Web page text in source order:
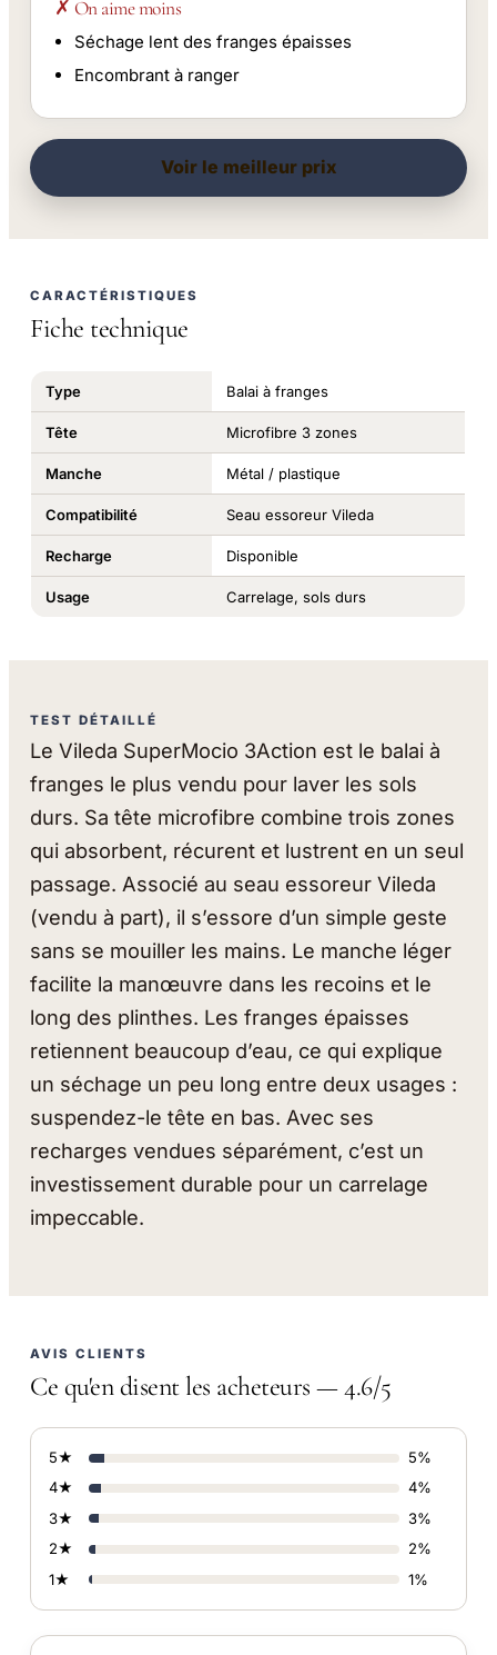
✗ On aime moins
Séchage lent des franges épaisses
Encombrant à ranger
Voir le meilleur prix
CARACTÉRISTIQUES
Fiche technique
Type Balai à franges
Tête Microfibre 3 zones
Manche Métal / plastique
Compatibilité Seau essoreur Vileda
Recharge Disponible
Usage Carrelage, sols durs
TEST DÉTAILLÉ
Le Vileda SuperMocio 3Action est le balai à
franges le plus vendu pour laver les sols
durs. Sa tête microfibre combine trois zones
qui absorbent, récurent et lustrent en un seul
passage. Associé au seau essoreur Vileda
(vendu à part), il s’essore d’un simple geste
sans se mouiller les mains. Le manche léger
facilite la manœuvre dans les recoins et le
long des plinthes. Les franges épaisses
retiennent beaucoup d’eau, ce qui explique
un séchage un peu long entre deux usages :
suspendez-le tête en bas. Avec ses
recharges vendues séparément, c’est un
investissement durable pour un carrelage
impeccable.
AVIS CLIENTS
Ce qu'en disent les acheteurs — 4.6/5
5★
5%
4★
4%
3★
3%
2★
2%
1★
1%